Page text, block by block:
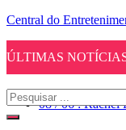
Central do
ÚLTIMAS
08 / 06 : Rachel